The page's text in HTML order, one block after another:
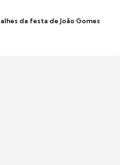
da festa de João Gomes